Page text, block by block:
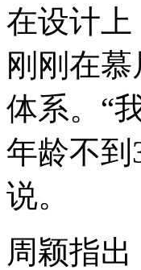
在设计
刚刚在
体系。“
年龄不到
说。
周颖指